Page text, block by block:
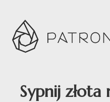
Sypnij